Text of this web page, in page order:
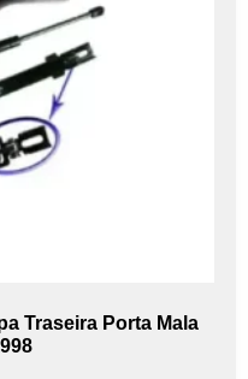
Traseira Porta Mala